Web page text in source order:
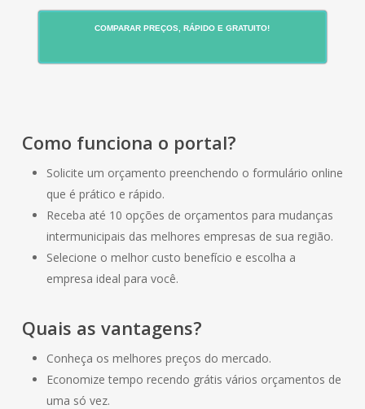
COMPARAR PREÇOS, RÁPIDO E GRATUITO!
Como funciona o portal?
Solicite um orçamento preenchendo o formulário online
que é prático e rápido.
Receba até 10 opções de orçamentos para mudanças
intermunicipais das melhores empresas de sua região.
Selecione o melhor custo benefício e escolha a
empresa ideal para você.
Quais as vantagens?
Conheça os melhores preços do mercado.
Economize tempo recendo grátis vários orçamentos de
uma só vez.